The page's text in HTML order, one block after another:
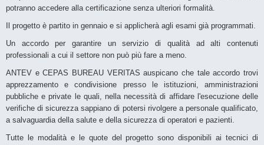
potranno accedere alla certificazione senza ulteriori formalità.
Il progetto è partito in gennaio e si applicherà agli esami già programmati.
Un accordo per garantire un servizio di qualità ad alti contenuti
professionali a cui il settore non può più fare a meno.
ANTEV e CEPAS BUREAU VERITAS auspicano che tale accordo trovi
apprezzamento e condivisione presso le istituzioni, amministrazioni
pubbliche e private le quali, nella necessità di affidare l'esecuzione delle
verifiche di sicurezza sappiano di potersi rivolgere a personale qualificato,
a salvaguardia della salute e della sicurezza di operatori e pazienti.
Tutte le modalità e le quote del progetto sono disponibili ai tecnici di